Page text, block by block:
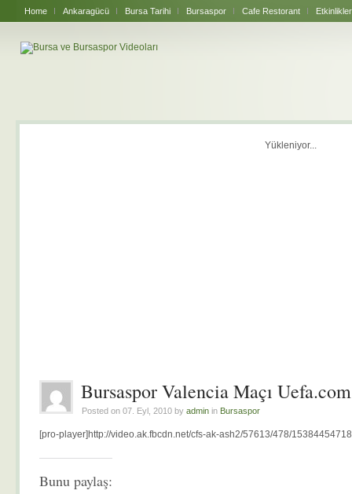
Home Ankaragücü Bursa Tarihi Bursaspor Cafe Restorant Etkinlikler
Yükleniyor...
Bursaspor Valencia Maçı Uefa.com
Posted on 07. Eyl, 2010 by admin in Bursaspor
[pro-player]http://video.ak.fbcdn.net/cfs-ak-ash2/57613/478/
Bunu paylaş: